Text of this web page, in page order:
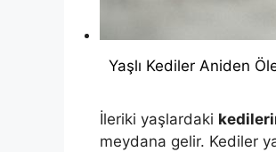
Yaşlı Kediler Aniden
İleriki yaşlardaki
meydana gelir. Kediler